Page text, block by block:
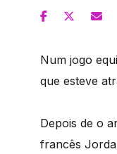
Num jogo
que esteve
Depois de o
francês